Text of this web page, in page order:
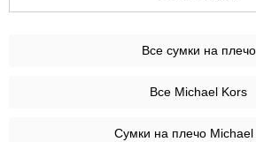
Все сумки на плечо
Все Michael Kors
Сумки на плечо Michael